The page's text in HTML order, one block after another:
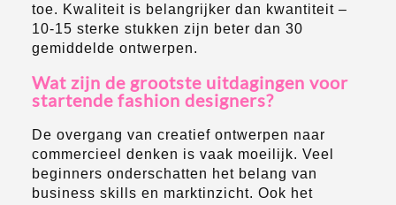
toe. Kwaliteit is belangrijker dan kwantiteit –
10-15 sterke stukken zijn beter dan 30
gemiddelde ontwerpen.
Wat zijn de grootste uitdagingen voor
startende fashion designers?
De overgang van creatief ontwerpen naar
commercieel denken is vaak moeilijk. Veel
beginners onderschatten het belang van
business skills en marktinzicht. Ook het